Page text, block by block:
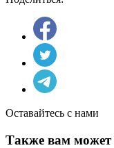
Оставайтесь с нами
Также вам может